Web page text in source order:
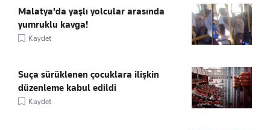
Malatya'da yaşlı yolcular arasında
yumruklu kavga!
Kaydet
Suça sürüklenen çocuklara ilişkin
düzenleme kabul edildi
Kaydet